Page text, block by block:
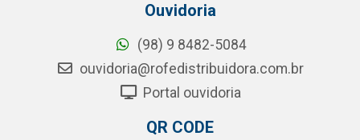
Ouvidoria
(98) 9 8482-5084
ouvidoria@rofedistribuidora.com.br
Portal ouvidoria
QR CODE